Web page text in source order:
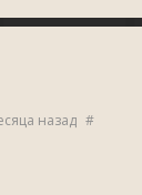
назад #